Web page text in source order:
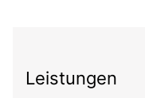
Leistungen